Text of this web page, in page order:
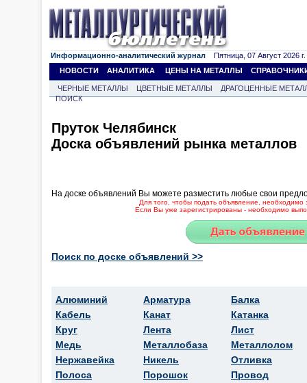
Информационно-аналитический журнал Пятница, 07 Август 2026 г.
НОВОСТИ
АНАЛИТИКА ЦЕНЫ НА МЕТАЛЛЫ
ЧЕРНЫЕ МЕТАЛЛЫ ЦВЕТНЫЕ МЕТАЛЛЫ
ДРАГОЦЕННЫЕ
ПОИСК
Пруток Челябинск
Доска объявлений рынка металлов
На доске объявлений Вы можете разместить любые свои
Для того, чтобы подать объявление, необходимо
Если Вы уже зарегистрированы - необходимо
Поиск по доске объявлений >>
Алюминий
Кабель
Круг
Медь
Нержавейка
Полоса
Арматура
Канат
Лента
Металлобаза
Никель
Порошок
Балка
Катанка
Лист
Металлолом
Отливка
Провод